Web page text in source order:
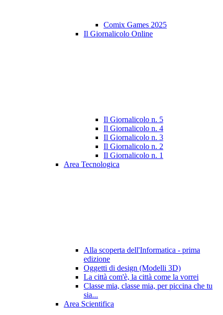
Comix Games 2025
Il Giornalicolo Online
Il Giornalicolo n. 5
Il Giornalicolo n. 4
Il Giornalicolo n. 3
Il Giornalicolo n. 2
Il Giornalicolo n. 1
Area Tecnologica
Alla scoperta dell'Informatica - prima
edizione
Oggetti di design (Modelli 3D)
La città com'è, la città come la vorrei
Classe mia, classe mia, per piccina che tu
sia...
Area Scientifica